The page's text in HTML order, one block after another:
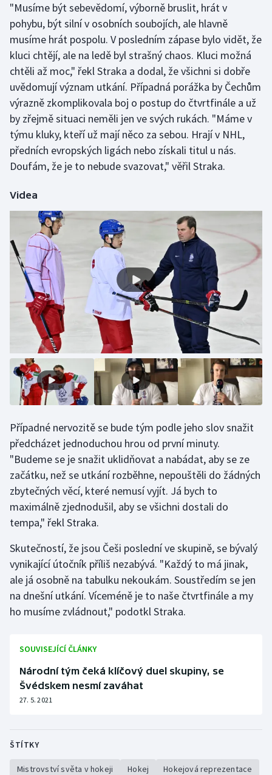
Lyže a snowboard
Moderní pětiboj
Motorsport
Olympijské hry
Parasport
Plavání
Plážový volejbal
Ragby
Rychlobruslení
Rychlostní kanoistika
Short track
Sportovní střelba
Stolní tenis
Triatlon
Veslování
Vodní slalom
Volejbal
Ostatní
"Musíme být sebevědomí, výborně bruslit, hrát v
pohybu, být silní v osobních soubojích, ale hlavně
musíme hrát pospolu. V posledním zápase bylo vidět, že
kluci chtějí, ale na ledě byl strašný chaos. Kluci možná
chtěli až moc," řekl Straka a dodal, že všichni si dobře
uvědomují význam utkání. Případná porážka by Čechům
výrazně zkomplikovala boj o postup do čtvrtfinále a už
by zřejmě situaci neměli jen ve svých rukách. "Máme v
týmu kluky, kteří už mají něco za sebou. Hrají v NHL,
předních evropských ligách nebo získali titul u nás.
Doufám, že je to nebude svazovat," věřil Straka.
Videa
Případné nervozitě se bude tým podle jeho slov snažit
předcházet jednoduchou hrou od první minuty.
"Budeme se je snažit uklidňovat a nabádat, aby se ze
začátku, než se utkání rozběhne, nepouštěli do žádných
zbytečných věcí, které nemusí vyjít. Já bych to
maximálně zjednodušil, aby se všichni dostali do
tempa," řekl Straka.
Skutečností, že jsou Češi poslední ve skupině, se bývalý
vynikající útočník příliš nezabývá. "Každý to má jinak,
ale já osobně na tabulku nekoukám. Soustředím se jen
na dnešní utkání. Víceméně je to naše čtvrtfinále a my
ho musíme zvládnout," podotkl Straka.
SOUVISEJÍCÍ ČLÁNKY
Národní tým čeká klíčový duel skupiny, se
Švédskem nesmí zaváhat
27. 5. 2021
ŠTÍTKY
Mistrovství světa v hokeji Hokej
Hokejová reprezentace